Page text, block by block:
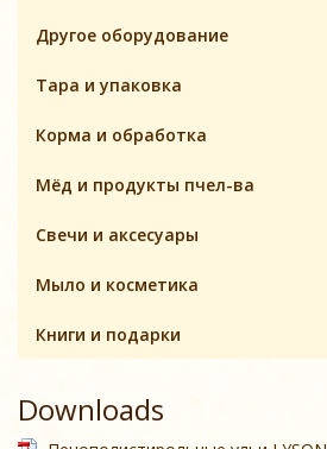
Другое оборудование
Тара и упаковка
Корма и обработка
Мёд и продукты пчел-ва
Свечи и аксесуары
Мыло и косметика
Книги и подарки
Downloads